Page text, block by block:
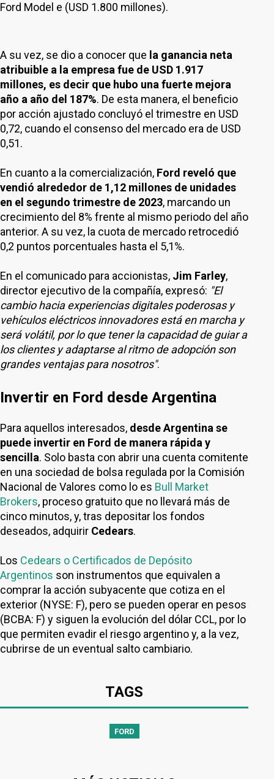
Ford Model e (USD 1.800 millones).
A su vez, se dio a conocer que la ganancia neta
atribuible a la empresa fue de USD 1.917
millones, es decir que hubo una fuerte mejora
año a año del 187%. De esta manera, el beneficio
por acción ajustado concluyó el trimestre en USD
0,72, cuando el consenso del mercado era de USD
0,51.
En cuanto a la comercialización, Ford reveló que
vendió alrededor de 1,12 millones de unidades
en el segundo trimestre de 2023, marcando un
crecimiento del 8% frente al mismo periodo del año
anterior. A su vez, la cuota de mercado retrocedió
0,2 puntos porcentuales hasta el 5,1%.
En el comunicado para accionistas, Jim Farley,
director ejecutivo de la compañía, expresó: "El
cambio hacia experiencias digitales poderosas y
vehículos eléctricos innovadores está en marcha y
será volátil, por lo que tener la capacidad de guiar a
los clientes y adaptarse al ritmo de adopción son
grandes ventajas para nosotros".
Invertir en Ford desde Argentina
Para aquellos interesados, desde Argentina se
puede invertir en Ford de manera rápida y
sencilla. Solo basta con abrir una cuenta comitente
en una sociedad de bolsa regulada por la Comisión
Nacional de Valores como lo es Bull Market
Brokers, proceso gratuito que no llevará más de
cinco minutos, y, tras depositar los fondos
deseados, adquirir Cedears.
Los Cedears o Certificados de Depósito
Argentinos son instrumentos que equivalen a
comprar la acción subyacente que cotiza en el
exterior (NYSE: F), pero se pueden operar en pesos
(BCBA: F) y siguen la evolución del dólar CCL, por lo
que permiten evadir el riesgo argentino y, a la vez,
cubrirse de un eventual salto cambiario.
TAGS
FORD